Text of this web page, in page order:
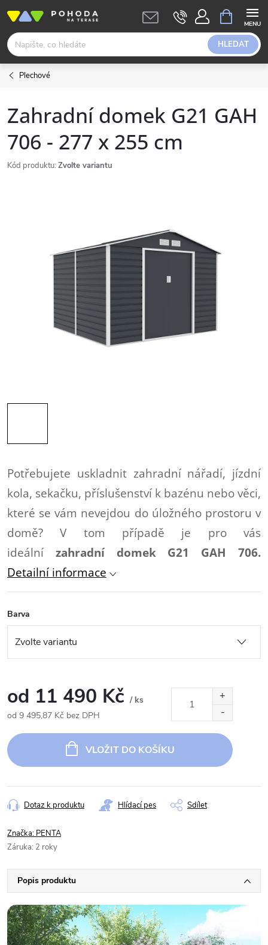
obsah
HLEDAT
NÁKUPNÍ
KOŠÍK
Plechové
Zahradní domek G21 GAH
706 - 277 x 255 cm
Kód produktu: Zvolte variantu
Potřebujete uskladnit zahradní nářadí, jízdní
kola, sekačku, příslušenství k bazénu nebo věci,
které se vám nevejdou do úložného prostoru v
domě? V tom případě je pro vás
ideální zahradní domek G21 GAH 706.
Detailní informace
Barva
od 11 490 Kč / ks
od 9 495,87 Kč bez DPH
cena:
VLOŽIT DO KOŠÍKU
Dotaz k produktu Hlídací pes Sdílet
Značka: PENTA
Záruka: 2 roky
Popis produktu